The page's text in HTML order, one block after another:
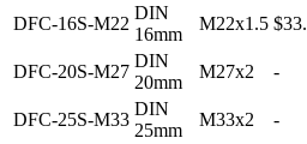
DFC-16S-M22
DIN
16mm
M22x1.5
DFC-20S-M27
DIN
20mm
M27x2 -
DFC-25S-M33
DIN
25mm
M33x2 -